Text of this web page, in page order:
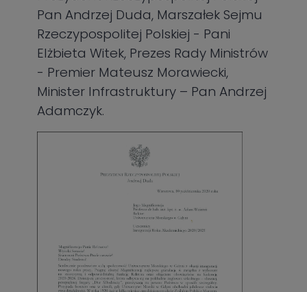
Pan Andrzej Duda, Marszałek Sejmu
Rzeczypospolitej Polskiej - Pani
Elżbieta Witek, Prezes Rady Ministrów
- Premier Mateusz Morawiecki,
Minister Infrastruktury – Pan Andrzej
Adamczyk.